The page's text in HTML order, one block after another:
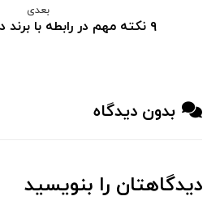
بعدی
۹ نکته مهم در رابطه با برند در دنیای مجازی
بدون دیدگاه
دیدگاهتان را بنویسید